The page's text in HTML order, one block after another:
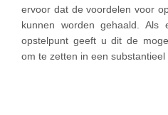
ervoor dat de voordelen voor
kunnen worden gehaald. Als
opstelpunt geeft u dit de
om te zetten in een substantieel